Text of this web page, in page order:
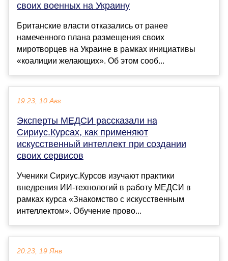
своих военных на Украину
Британские власти отказались от ранее
намеченного плана размещения своих
миротворцев на Украине в рамках инициативы
«коалиции желающих». Об этом сооб...
19:23, 10 Авг
Эксперты МЕДСИ рассказали на
Сириус.Курсах, как применяют
искусственный интеллект при создании
своих сервисов
Ученики Сириус.Курсов изучают практики
внедрения ИИ-технологий в работу МЕДСИ в
рамках курса «Знакомство с искусственным
интеллектом». Обучение прово...
20:23, 19 Янв